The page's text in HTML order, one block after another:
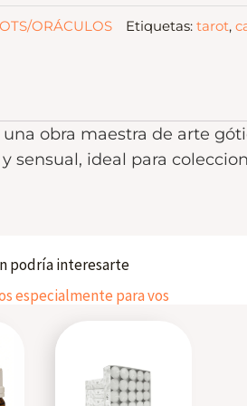
ORÁCULOS Etiquetas: tarot,
obra maestra de arte
sensual, ideal para
podría interesarte
especialmente para vos